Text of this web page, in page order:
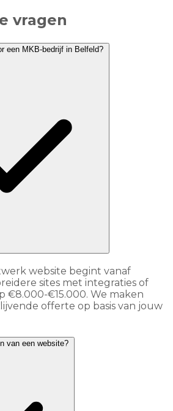
vragen
een website voor een MKB-bedrijf in Belfeld?
website begint vanaf
sites met integraties of
€8.000-€15.000. We maken
offerte op basis van jouw
het bouwen van een website?